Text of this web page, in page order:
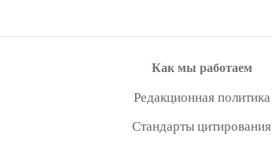
Как мы работаем
Редакционная политика
Стандарты цитирования